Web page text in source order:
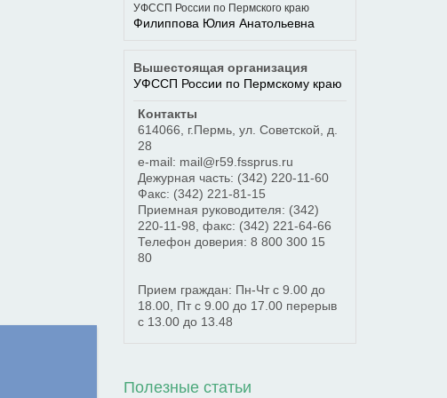
УФССП России по Пермского краю
Филиппова Юлия Анатольевна
Вышестоящая организация
УФССП России по Пермскому краю
Контакты
614066
г.Пермь, ул. Советской, д.
28
e-mail: mail@r59.fssprus.ru
Дежурная часть: (342) 220-11-60
Факс: (342) 221-81-15
Приемная руководителя: (342)
220-11-98 , факс: (342) 221-64-66
Телефон доверия: 8 800 300 15
80
Прием граждан: Пн-Чт с 9.00 до
18.00, Пт с 9.00 до 17.00 перерыв
с 13.00 до 13.48
Полезные статьи